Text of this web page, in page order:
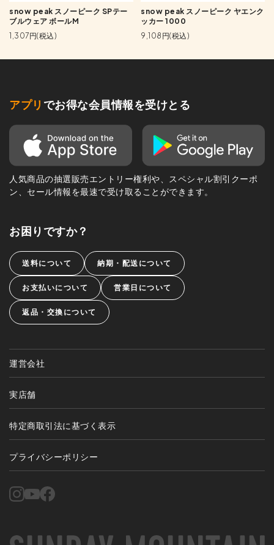
snow peak スノーピーク SPテー
ブルウェア ボールM
1,307円(税込)
snow peak スノーピーク ヤエンク
ッカー 1000
9,108円(税込)
アプリ でお得な会員情報を受けとる
人気商品の抽選販売エントリー権利や、スペシャル割引クーポ
ン、セール情報を最速で受け取ることができます。
お困りですか？
送料について 納期・配送について
お支払いについて 営業日について
返品・交換について
運営会社
実店舗
特定商取引法に基づく表示
プライバシーポリシー